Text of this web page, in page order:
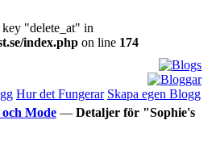
"delete_at" in
index.php on line 174
Hur det Fungerar Skapa egen Blogg
Mode — Detaljer för "Sophie's